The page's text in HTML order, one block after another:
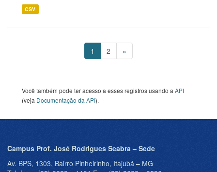
CSV
1 2 »
Você também pode ter acesso a esses registros usando a API
(veja Documentação da API).
Campus Prof. José Rodrigues Seabra – Sede
Av. BPS, 1303, Bairro Pinheirinho, Itajubá – MG